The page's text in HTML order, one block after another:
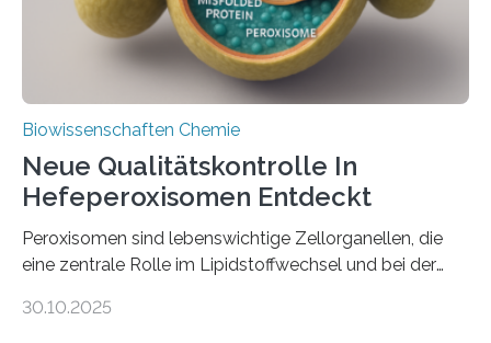
Biowissenschaften Chemie
Neue Qualitätskontrolle In
Hefeperoxisomen Entdeckt
Peroxisomen sind lebenswichtige Zellorganellen, die
eine zentrale Rolle im Lipidstoffwechsel und bei der
erfüllen können, müssen zahlreiche Enzyme präzise in
30.10.2025